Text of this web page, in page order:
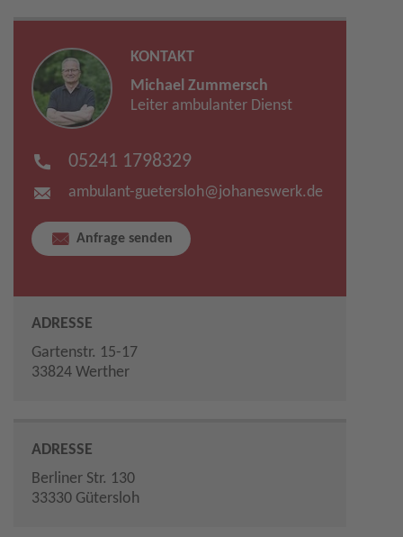
KONTAKT
Michael Zummersch
Leiter ambulanter Dienst
05241 1798329
ambulant-guetersloh​@johaneswerk.de
Anfrage senden
ADRESSE
Gartenstr. 15-17
33824 Werther
ADRESSE
Berliner Str. 130
33330 Gütersloh